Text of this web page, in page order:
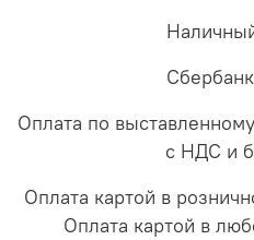
Оплата по
с НДС и
Оплата картой в
Оплата картой в